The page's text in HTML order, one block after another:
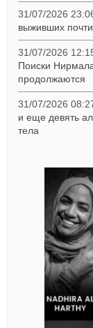
31/07/2026
выживших
31/07/2026
Поиски
продолжаются
31/07/2026
и еще девять
тела